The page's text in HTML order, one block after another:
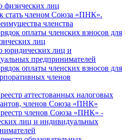
физических лиц
стать членом Союза «ПНК».
членства
оплаты членских взносов для
лиц
юридических лиц и
предпринимателей
оплаты членских взносов для
членов
аттестованных налоговых
членов Союза «ПНК»
членов Союза «ПНК» -
лиц и индивидуальных